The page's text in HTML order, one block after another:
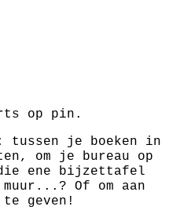
op pin.
tussen je boeken in
om je bureau op
ene bijzettafel
Of om aan
geven!